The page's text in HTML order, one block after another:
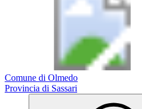
Comune di Olmedo
Provincia di Sassari